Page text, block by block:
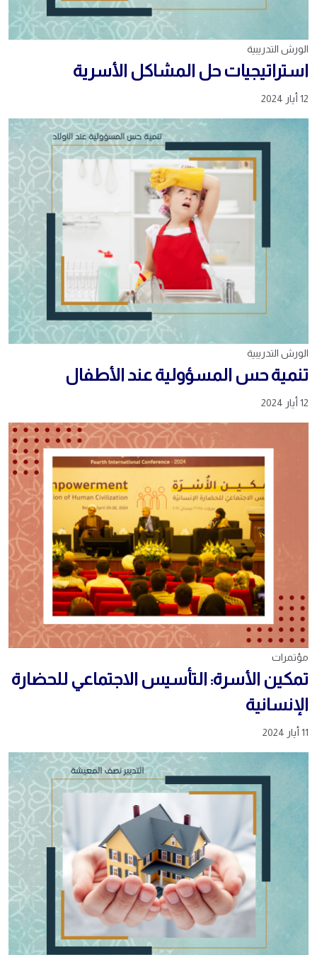
الورش التدريبية
استراتيجيات حل المشاكل الأسرية
12 أيار 2024
الورش التدريبية
تنمية حس المسؤولية عند الأطفال
12 أيار 2024
مؤتمرات
تمكين الأسرة: التأسيس الاجتماعي للحضارة
الإنسانية
11 أيار 2024